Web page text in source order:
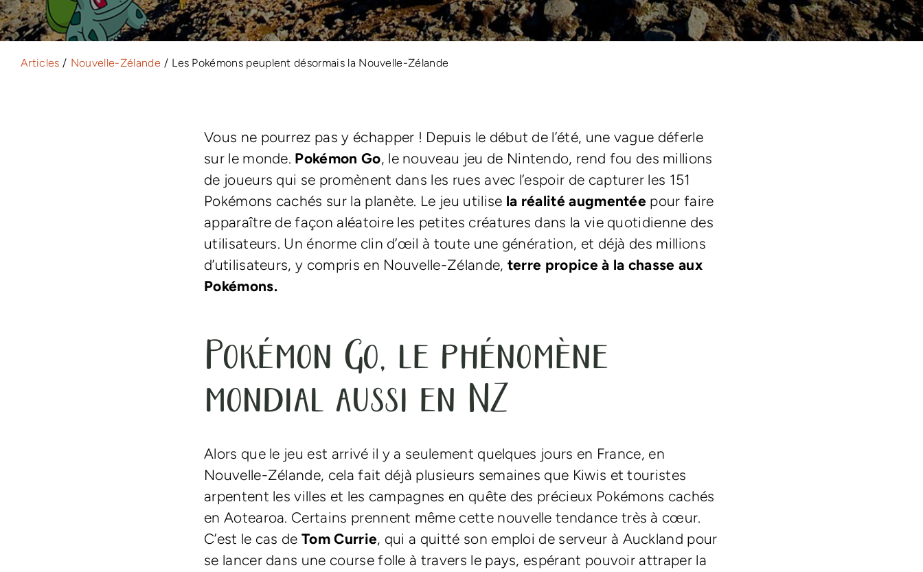
Articles Nouvelle-Zélande Les Pokémons peuplent désormais la Nouvelle-Zélande
Vous ne pourrez pas y échapper ! Depuis le début de l’été, une vague déferle
sur le monde. Pokémon Go, le nouveau jeu de Nintendo, rend fou des millions
de joueurs qui se promènent dans les rues avec l’espoir de capturer les 151
Pokémons cachés sur la planète. Le jeu utilise la réalité augmentée pour faire
apparaître de façon aléatoire les petites créatures dans la vie quotidienne des
utilisateurs. Un énorme clin d’œil à toute une génération, et déjà des millions
d’utilisateurs, y compris en Nouvelle-Zélande, terre propice à la chasse aux
Pokémons.
Pokémon Go, le phénomène
mondial aussi en NZ
Alors que le jeu est arrivé il y a seulement quelques jours en France, en
Nouvelle-Zélande, cela fait déjà plusieurs semaines que Kiwis et touristes
arpentent les villes et les campagnes en quête des précieux Pokémons cachés
en Aotearoa. Certains prennent même cette nouvelle tendance très à cœur.
C’est le cas deTom Currie, qui a quitté son emploi de serveur à Auckland pour
se lancer dans une course folle à travers le pays, espérant pouvoir attraper la